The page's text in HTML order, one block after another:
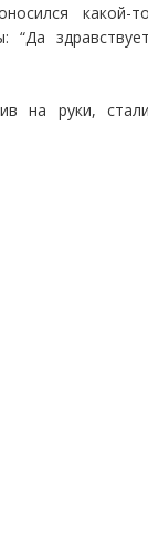
какой-
“Да
на руки,